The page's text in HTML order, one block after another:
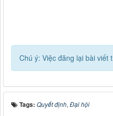
Chú ý: Việc đăng lại bài
Tags: Quyết định,Đại hội